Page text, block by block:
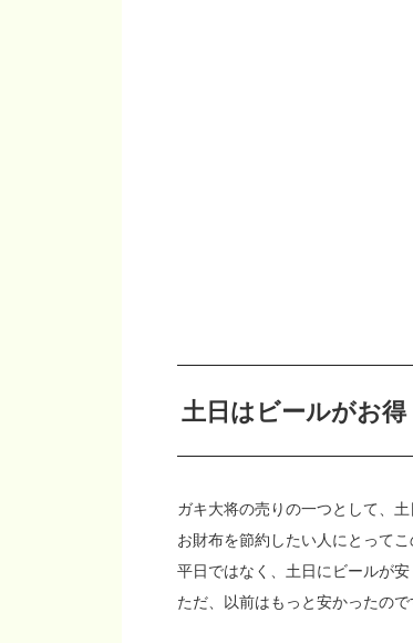
土日はビールがお得
ガキ大将の売りの一つとして、
お財布を節約したい人にとって
平日ではなく、土日にビールが
ただ、以前はもっと安かったの